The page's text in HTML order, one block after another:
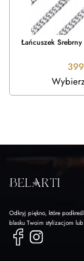
Łańcuszek
399
Odkryj piękno, które
blasku Twoim stylizacjom